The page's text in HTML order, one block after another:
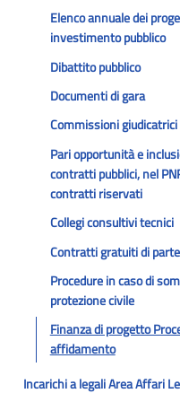
Elenco annuale dei
investimento pubblico
Dibattito pubblico
Documenti di gara
Commissioni giudicatrici
Pari opportunità e
contratti pubblici, nel
contratti riservati
Collegi consultivi tecnici
Contratti gratuiti di
Procedure in caso di
protezione civile
Finanza di progetto
affidamento
Incarichi a legali Area Affari